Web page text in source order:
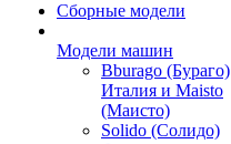
Сборные модели
Модели машин
Bburago (Бураго)
Италия и Maisto
(Маисто)
Solido (Солидо)